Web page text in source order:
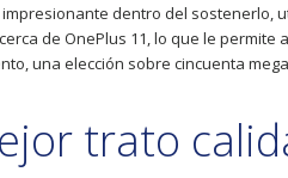
dentro del
de OnePlus 11, lo que le
una elección sobre cincuenta
trato